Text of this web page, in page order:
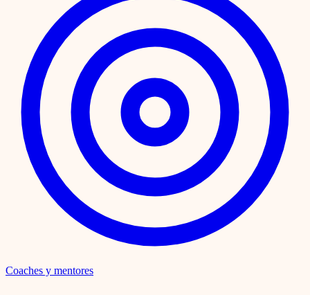
Coaches y mentores